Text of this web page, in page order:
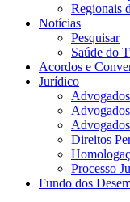
Regionais
Notícias
Pesquisar
Saúde do
Acordos e
Jurídico
Direitos
Processo
Fundo dos